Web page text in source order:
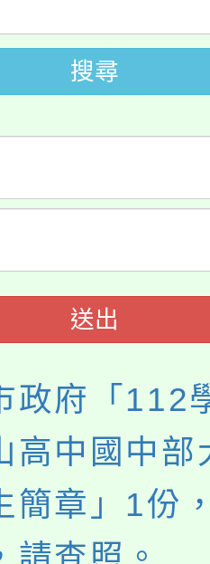
泳池舉行。
入戶享有免
，中低收入戶
教育及科技
教案入校路
教育專業人
搜尋
送出
政府「112
高中國中部
簡章」1份